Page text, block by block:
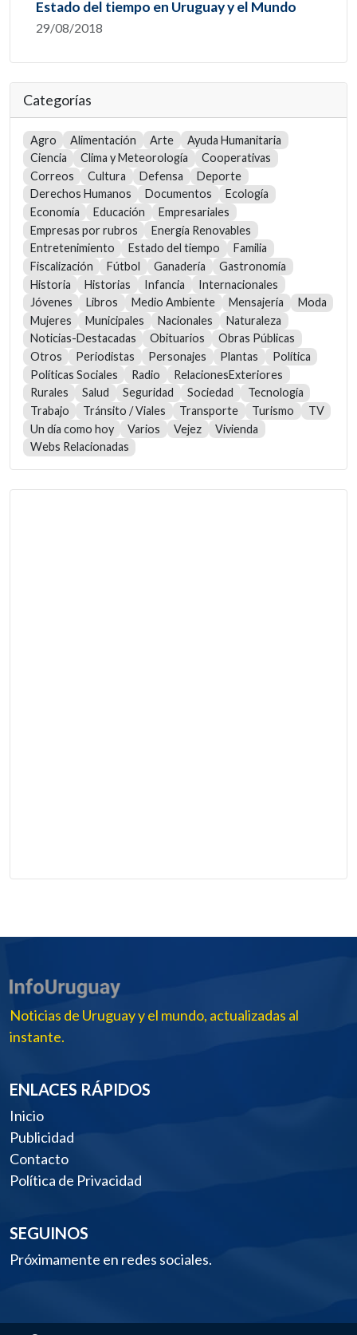
Estado del tiempo en Uruguay y el Mundo
29/08/2018
Categorías
Agro Alimentación Arte
Ayuda Humanitaria
Ciencia
Clima y Meteorología
Cooperativas
Correos
Cultura Defensa
Deporte
Derechos Humanos
Documentos
Ecología
Economía
Educación
Empresariales
Empresas por rubros
Energía Renovables
Entretenimiento
Estado del tiempo
Familia
Fiscalización
Fútbol Ganadería
Gastronomía
Historia
Historias Infancia
Internacionales
Jóvenes
Libros Medio Ambiente Mensajería
Moda
Mujeres
Municipales Nacionales
Naturaleza
Noticias-Destacadas
Obituarios
Obras Públicas
Otros
Periodistas Personajes Plantas
Política
Políticas Sociales
Radio
RelacionesExteriores
Rurales
Salud Seguridad Sociedad
Tecnología
Trabajo
Tránsito / Viales Transporte Turismo
TV
Un día como hoy
Varios Vejez
Vivienda
Webs Relacionadas
Noticias de Uruguay y el mundo, actualizadas al
instante.
ENLACES RÁPIDOS
Inicio
Publicidad
Contacto
Política de Privacidad
SEGUINOS
Próximamente en redes sociales.